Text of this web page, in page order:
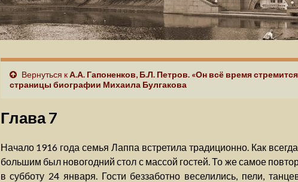
Вернуться кА.А. Гапоненков, Б.Л. Петров. «Он всё время
страницы биографии Михаила Булгакова
Глава 7
Начало 1916 года семья Лаппа встретила традиционно. Как
большим был новогодний стол с массой гостей. То же самое
в субботу 24 января. Гости беззаботно веселились, пели,